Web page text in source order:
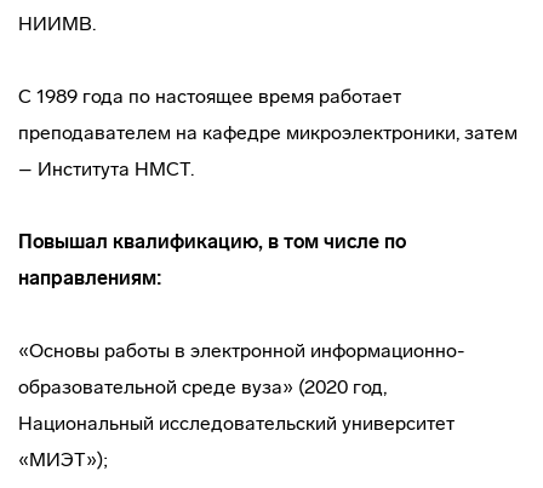
НИИМВ.
С 1989 года по настоящее время работает
преподавателем на кафедре микроэлектроники, затем
– Института НМСТ.
Повышал квалификацию, в том числе по
направлениям:
«Основы работы в электронной информационно-
образовательной среде вуза» (2020 год,
Национальный исследовательский университет
«МИЭТ»);